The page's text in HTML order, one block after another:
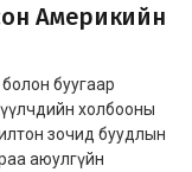
Америкийн
буугаар
холбооны
зочид буудлын
аюулгүйн